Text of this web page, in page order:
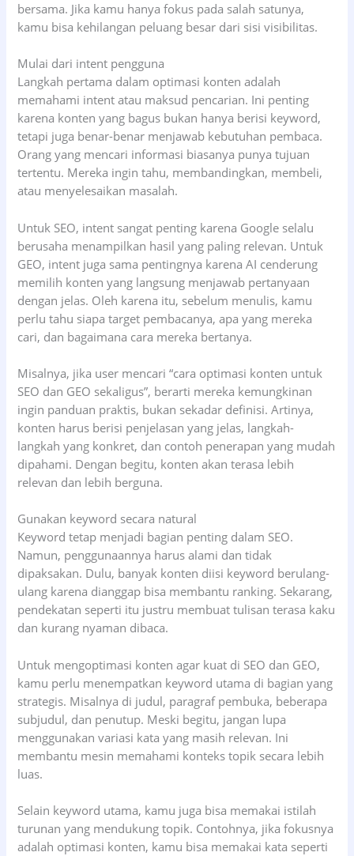
bersama. Jika kamu hanya fokus pada salah satunya,
kamu bisa kehilangan peluang besar dari sisi visibilitas.
Mulai dari intent pengguna
Langkah pertama dalam optimasi konten adalah
memahami intent atau maksud pencarian. Ini penting
karena konten yang bagus bukan hanya berisi keyword,
tetapi juga benar-benar menjawab kebutuhan pembaca.
Orang yang mencari informasi biasanya punya tujuan
tertentu. Mereka ingin tahu, membandingkan, membeli,
atau menyelesaikan masalah.
Untuk SEO, intent sangat penting karena Google selalu
berusaha menampilkan hasil yang paling relevan. Untuk
GEO, intent juga sama pentingnya karena AI cenderung
memilih konten yang langsung menjawab pertanyaan
dengan jelas. Oleh karena itu, sebelum menulis, kamu
perlu tahu siapa target pembacanya, apa yang mereka
cari, dan bagaimana cara mereka bertanya.
Misalnya, jika user mencari “cara optimasi konten untuk
SEO dan GEO sekaligus”, berarti mereka kemungkinan
ingin panduan praktis, bukan sekadar definisi. Artinya,
konten harus berisi penjelasan yang jelas, langkah-
langkah yang konkret, dan contoh penerapan yang mudah
dipahami. Dengan begitu, konten akan terasa lebih
relevan dan lebih berguna.
Gunakan keyword secara natural
Keyword tetap menjadi bagian penting dalam SEO.
Namun, penggunaannya harus alami dan tidak
dipaksakan. Dulu, banyak konten diisi keyword berulang-
ulang karena dianggap bisa membantu ranking. Sekarang,
pendekatan seperti itu justru membuat tulisan terasa kaku
dan kurang nyaman dibaca.
Untuk mengoptimasi konten agar kuat di SEO dan GEO,
kamu perlu menempatkan keyword utama di bagian yang
strategis. Misalnya di judul, paragraf pembuka, beberapa
subjudul, dan penutup. Meski begitu, jangan lupa
menggunakan variasi kata yang masih relevan. Ini
membantu mesin memahami konteks topik secara lebih
luas.
Selain keyword utama, kamu juga bisa memakai istilah
turunan yang mendukung topik. Contohnya, jika fokusnya
adalah optimasi konten, kamu bisa memakai kata seperti